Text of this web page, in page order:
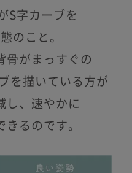
S字カーブを
のこと。
骨がまっすぐの
を描いている方が
し、速やかに
きるのです。